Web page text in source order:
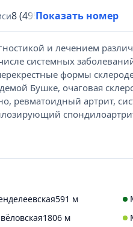
8 (495) 431-69-47
Показать номер
и лечением
системных
формы
Бушке, очаговая
ревматоидный артрит,
591 м
1806 м